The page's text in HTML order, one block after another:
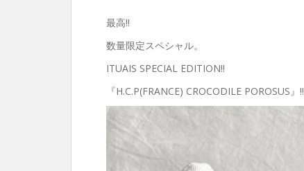
最高‼︎
数量限定スペシャル。
ITUAIS SPECIAL EDITION‼︎
『H.C.P(FRANCE) CROCODILE POROSUS』‼︎